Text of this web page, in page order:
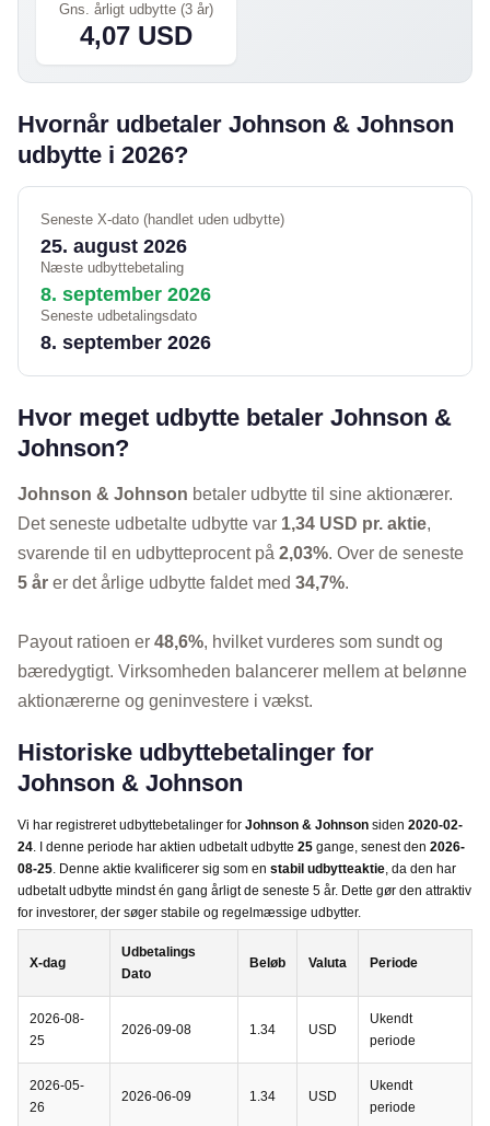
Gns. årligt udbytte (3 år)
4,07 USD
Hvornår udbetaler Johnson & Johnson
udbytte i 2026?
Seneste X-dato (handlet uden udbytte)
25. august 2026
Næste udbyttebetaling
8. september 2026
Seneste udbetalingsdato
8. september 2026
Hvor meget udbytte betaler Johnson &
Johnson?
Johnson & Johnson betaler udbytte til sine aktionærer.
Det seneste udbetalte udbytte var 1,34 USD pr. aktie,
svarende til en udbytteprocent på 2,03%. Over de seneste
5 år er det årlige udbytte faldet med 34,7%.
Payout ratioen er 48,6%, hvilket vurderes som sundt og
bæredygtigt. Virksomheden balancerer mellem at belønne
aktionærerne og geninvestere i vækst.
Historiske udbyttebetalinger for
Johnson & Johnson
Vi har registreret udbyttebetalinger for Johnson & Johnson siden 2020-02-
24. I denne periode har aktien udbetalt udbytte 25 gange, senest den 2026-
08-25. Denne aktie kvalificerer sig som en stabil udbytteaktie, da den har
udbetalt udbytte mindst én gang årligt de seneste 5 år. Dette gør den attraktiv
for investorer, der søger stabile og regelmæssige udbytter.
X-dag
Udbetalings
Dato
Beløb Valuta Periode
2026-08-
25
2026-09-08 1.34 USD
Ukendt
periode
2026-05-
26
2026-06-09 1.34 USD
Ukendt
periode